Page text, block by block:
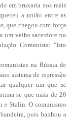
em bruxaria nos mais
a união entre as
que chegou com força
um velho sacerdote no
Comunista: "Isto
na Rússia de
sistema de repressão
qualquer um que se
se que mais de 20
e Stalin. O comunismo
pois banhou a